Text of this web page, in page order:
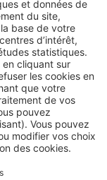
les
sur le marché